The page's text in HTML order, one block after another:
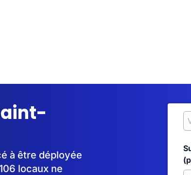
à être déployée
locaux ne